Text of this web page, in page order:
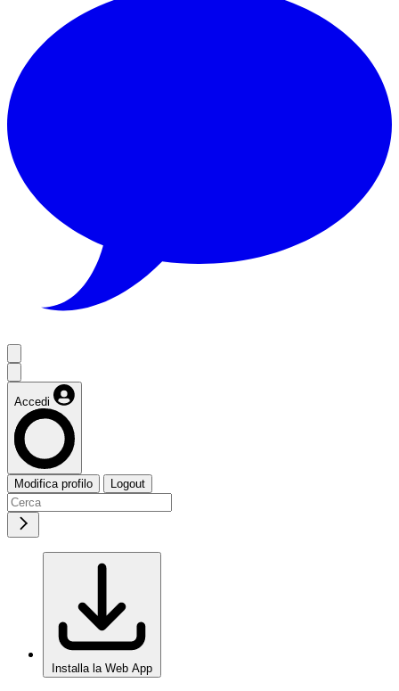
Accedi
Modifica profilo Logout
Installa la Web App